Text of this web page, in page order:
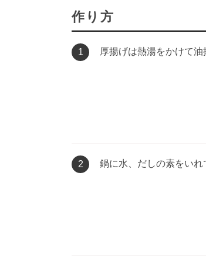
作り方
1 厚揚げは熱湯をかけて油
2 鍋に水、だしの素をいれ